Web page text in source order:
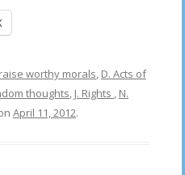
worthy morals, D. Acts of
thoughts, J. Rights , N.
April 11, 2012.